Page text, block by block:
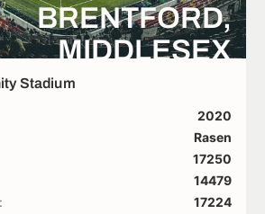
BRENTFORD,
MIDDLESEX
Stadium
2020
Rasen
17250
14479
17224